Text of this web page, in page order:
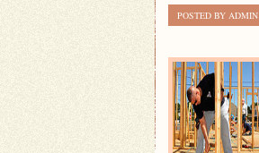
POSTED BY ADMIN